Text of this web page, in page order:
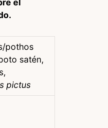
el
pothos
satén,
pictus